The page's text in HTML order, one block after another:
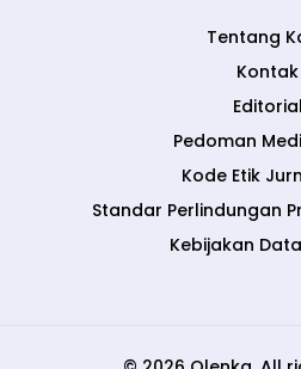
Tentang
Kontak
Editorial
Pedoman
Kode Etik
Standar Perlindungan
Kebijakan